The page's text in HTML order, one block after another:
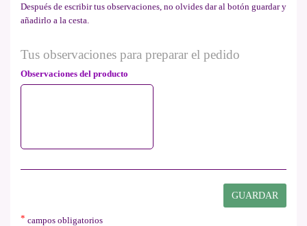
Después de escribir tus observaciones, no olvides dar al botón guardar y
añadirlo a la cesta.
Tus observaciones para preparar el pedido
Observaciones del producto
GUARDAR
* campos obligatorios